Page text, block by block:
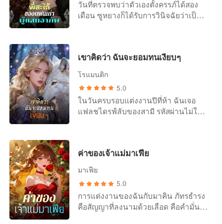
วันที่ตรวจพบว่าตัวเองตั้งครรภ์ได้สอง
เดือน ซูหยางก็ได้รับการวินิจฉัยว่าเป็น
อ่อนแอกว่าคนทั่วไป หากทำแท้งจะ
เป็นการเร่งให้มะเร็งลุกลาม ตอนนี้คุณ
ไปปรึกษาคนในครอบครัวเกี่ยวกับการ
รักษาด้วยเคมีบำบัดเถอะครับ คุณอายุยัง
น้อย…….” ซูหยางเก็บผลตรวจไว้อย่าง
ป่วยหนักของแฟนเก่า ตั้งแต่นั้นมาเธอก็
ตัดขาดจากคนในครอบครัวอย่างสิ้นเชิง
แค้นเธอ เขาถึงกับประกาศจะแต่งงานกับ
น้องสาวต่างมารดาของเธอ เขาเฝ้าคอย
เขาคิดว่า ฉันจะยอมทนเงียบๆ
โรแมนติก
5.0
ในวันครบรอบแต่งงานปีที่ห้า ฉันเจอ
แฟลชไดรฟ์ลับของสามี รหัสผ่านไม่ใช่
หญิงอีกคน เป็นคลังข้อมูลชีวิตที่เขามีมา
ก่อนฉันอย่างละเอียดลออ ฉันลองค้นหา
แต่งงานกัน ฉันเป็นแค่ตัวแทนของใคร
บางคน แล้วเขาก็พาเธอกลับมา เขาจ้าง
เธอมาทำงานที่บริษัทของเรา มอบโปรเจ
ค่าของเจ้าแม่มาเฟีย
มาเฟีย
5.0
การแต่งงานของฉันกับมาคิน ภัทรธำรง
คือสัญญาที่ลงนามด้วยเลือด คือคำมั่นที่